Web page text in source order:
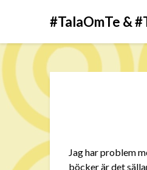
#TalaOmTe &
Jag har problem
böcker är det